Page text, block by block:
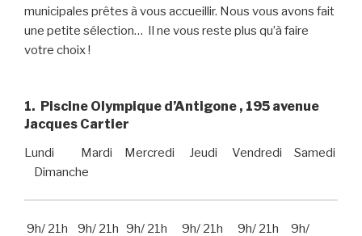
municipales prêtes à vous accueillir. Nous vous avons fait
une petite sélection… Il ne vous reste plus qu’à faire
votre choix !
1. Piscine Olympique d’Antigone , 195 avenue
Jacques Cartier
Lundi Mardi Mercredi Jeudi Vendredi Samedi
Dimanche
9h/ 21h 9h/ 21h 9h/ 21h 9h/ 21h 9h/ 21h 9h/